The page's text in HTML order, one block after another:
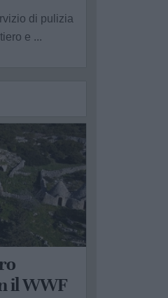
di pulizia
e ...
il WWF